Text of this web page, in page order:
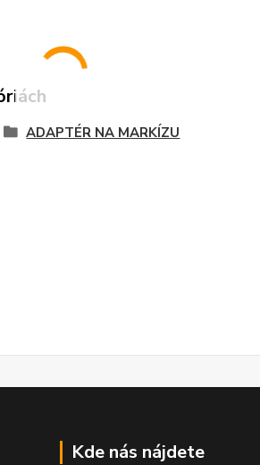
ADAPTÉR NA MARKÍZU
Kde nás nájdete